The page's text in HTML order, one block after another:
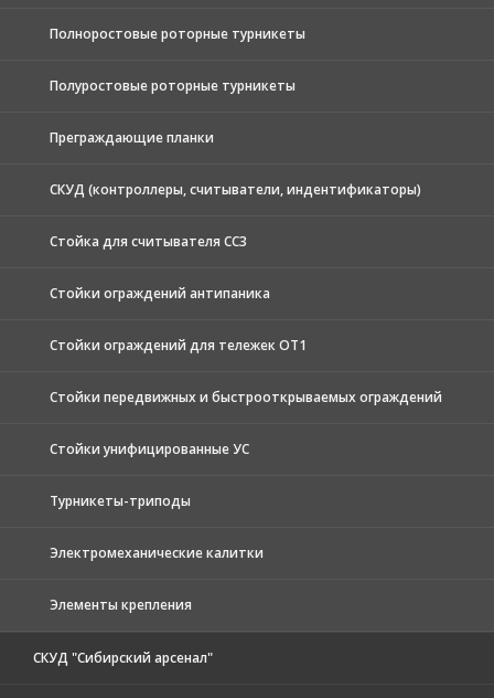
Полноростовые роторные турникеты
Полуростовые роторные турникеты
Преграждающие планки
СКУД (контроллеры, считыватели, индентификаторы)
Стойка для считывателя СС3
Стойки ограждений антипаника
Стойки ограждений для тележек ОТ1
Стойки передвижных и быстрооткрываемых ограждений
Стойки унифицированные УС
Турникеты-триподы
Электромеханические калитки
Элементы крепления
СКУД "Сибирский арсенал"